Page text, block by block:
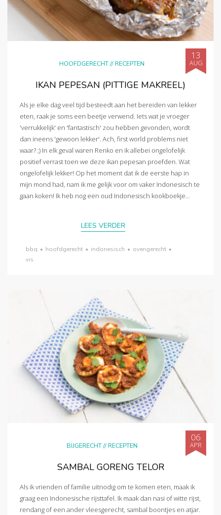
HOOFDGERECHT//RECEPTEN
13
AUG
IKAN PEPESAN (PITTIGE MAKREEL)
Als je elke dag veel tijd besteedt aan het bereiden van lekker
eten, raak je soms een beetje verwend. Iets wat je vroeger
'verrukkelijk' en 'fantastisch' zou hebben gevonden, wordt
dan ineens 'gewoon lekker'. Ach, first world problems niet
waar? ;) In elk geval waren Renko en ik allebei ongelofelijk
positief verrast toen we deze ikan pepesan proefden. Wat
ongelofelijk lekker! Op het moment dat ik de eerste hap in
mijn mond had, nam ik me gelijk voor om vaker Indonesisch te
gaan koken! Ik heb nog een oud Indonesisch kookboekje...
LEES VERDER
bbq • hoofdgerecht • indonesisch • ovengerecht •
vis
BIJGERECHT//RECEPTEN
06
APR
SAMBAL GORENG TELOR
Als ik vrienden of familie uitnodig om te komen eten, maak ik
graag een Indonesische rijsttafel. Ik maak dan nasi of witte rijst,
rendang of een ander vleesgerecht, sambal boontjes en atjar.